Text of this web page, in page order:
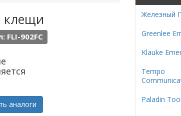
клещи
FLI-902FC
аналоги
Железный
Greenlee
Klauke
Tempo
Paladin